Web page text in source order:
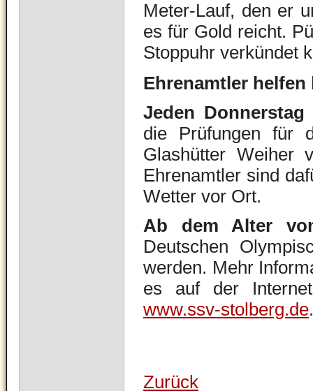
Meter-Lauf, den er
es für Gold reicht.
Stoppuhr verkündet
Ehrenamtler helfen
Jeden
die Prüfungen für
Glashütter Weiher
Ehrenamtler sind
Wetter vor Ort.
Ab dem Alter
Deutschen
werden. Mehr
es auf der
www.ssv-stolberg.de
Zurück